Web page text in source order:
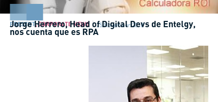
PRESENT,CORPORATE NEWS 25 November 2018
Jorge Herrero, Head of Digital Devs de Entelgy,
nos cuenta que es RPA